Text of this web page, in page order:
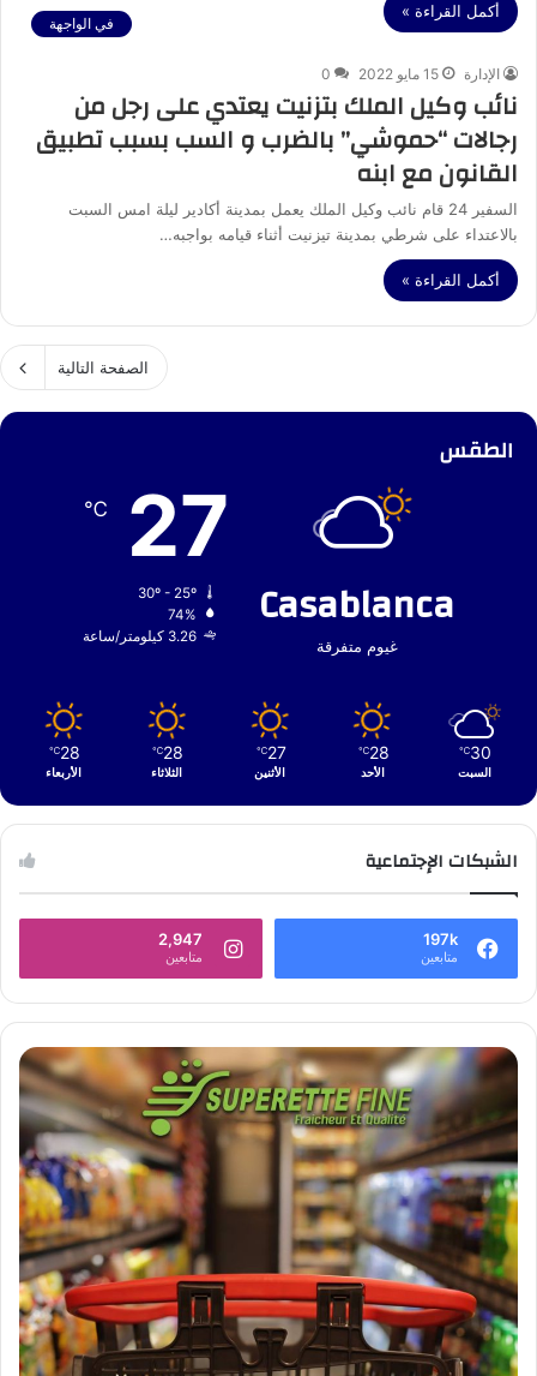
أكمل القراءة »
في الواجهة
الإدارة 15 مايو 2022 0
نائب وكيل الملك بتزنيت يعتدي على رجل من
رجالات “حموشي” بالضرب و السب بسبب تطبيق
القانون مع ابنه
السفير 24 قام نائب وكيل الملك يعمل بمدينة أكادير ليلة امس السبت
بالاعتداء على شرطي بمدينة تيزنيت أثناء قيامه بواجبه…
أكمل القراءة »
الصفحة التالية
الطقس
Casablanca
غيوم متفرقة
27
℃
74%
3.26 كيلومتر/ساعة
30
℃
السبت
28
℃
الأحد
27
℃
الأثنين
28
℃
الثلاثاء
28
℃
الأربعاء
الشبكات الإجتماعية
197k
متابعين
2,947
متابعين